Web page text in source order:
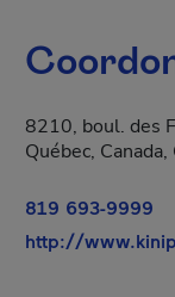
dans une
8210, boul. des
Québec,
819 693-9999
http://